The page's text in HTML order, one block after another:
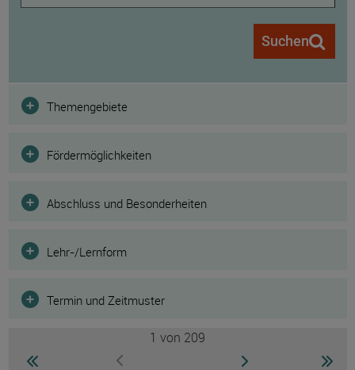
Suchen
Filter
Themengebiete
Fördermöglichkeiten
Abschluss und Besonderheiten
Lehr-/Lernform
Termin und Zeitmuster
zur ersten Seite wechselnzur vorherigen Seite wechseln
Seite
1 von 209
zur nächsten Seite
zur